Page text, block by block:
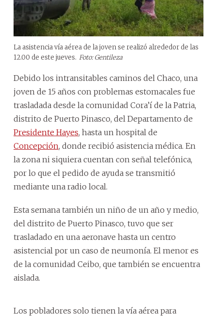
La asistencia vía aérea de la joven se realizó alrededor de las
12.00 de este jueves. Foto: Gentileza
Debido los intransitables caminos del Chaco, una
joven de 15 años con problemas estomacales fue
trasladada desde la comunidad Cora’í de la Patria,
distrito de Puerto Pinasco, del Departamento de
Presidente Hayes, hasta un hospital de
Concepción, donde recibió asistencia médica. En
la zona ni siquiera cuentan con señal telefónica,
por lo que el pedido de ayuda se transmitió
mediante una radio local.
Esta semana también un niño de un año y medio,
del distrito de Puerto Pinasco, tuvo que ser
trasladado en una aeronave hasta un centro
asistencial por un caso de neumonía. El menor es
de la comunidad Ceibo, que también se encuentra
aislada.
Los pobladores solo tienen la vía aérea para